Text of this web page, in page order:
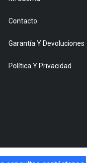
Contacto
Garantía Y Devoluciones
Política Y Privacidad
reservados